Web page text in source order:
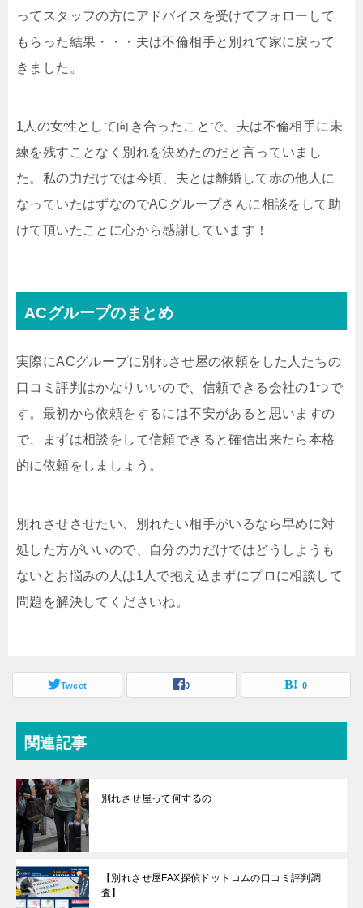
ってスタッフの方にアドバイスを受けてフォローして
もらった結果・・・夫は不倫相手と別れて家に戻って
きました。
1人の女性として向き合ったことで、夫は不倫相手に未
練を残すことなく別れを決めたのだと言っていまし
た。私の力だけでは今頃、夫とは離婚して赤の他人に
なっていたはずなのでACグループさんに相談をして助
けて頂いたことに心から感謝しています！
ACグループのまとめ
実際にACグループに別れさせ屋の依頼をした人たちの
口コミ評判はかなりいいので、信頼できる会社の1つで
す。最初から依頼をするには不安があると思いますの
で、まずは相談をして信頼できると確信出来たら本格
的に依頼をしましょう。
別れさせさせたい、別れたい相手がいるなら早めに対
処した方がいいので、自分の力だけではどうしようも
ないとお悩みの人は1人で抱え込まずにプロに相談して
問題を解決してくださいね。
Tweet 0 0
関連記事
別れさせ屋って何するの
【別れさせ屋FAX探偵ドットコムの口コミ評判調
査】